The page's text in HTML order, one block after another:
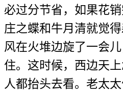
必过分节省，如果花销
庄之蝶和牛月清就觉
风在火堆边旋了一会
住。这时候，西边天
人都抬头去看。老太